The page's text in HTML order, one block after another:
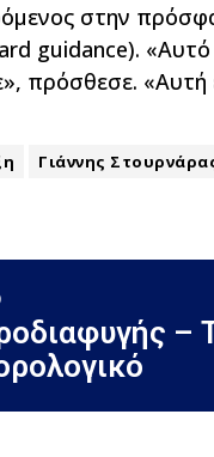
στην
guidance). «Αυτό
πρόσθεσε. «Αυτή
Γιάννης
–